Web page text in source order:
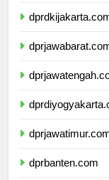
dprbanten.com